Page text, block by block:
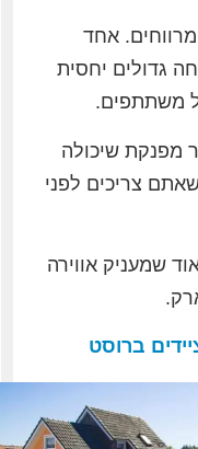
אחד
גדולים יחסית
משתתפים.
מפנקת שיכולה
צריכים לפני
שמעניק אווירה
ברוסט